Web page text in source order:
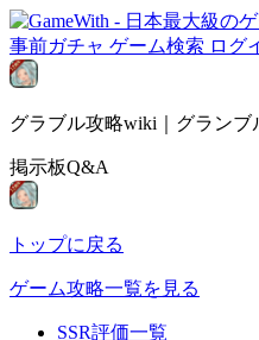
事前ガチャ ゲーム検索 ログ
グラブル攻略wiki｜グランブ
掲示板Q&A
トップに戻る
ゲーム攻略一覧を見る
SSR評価一覧